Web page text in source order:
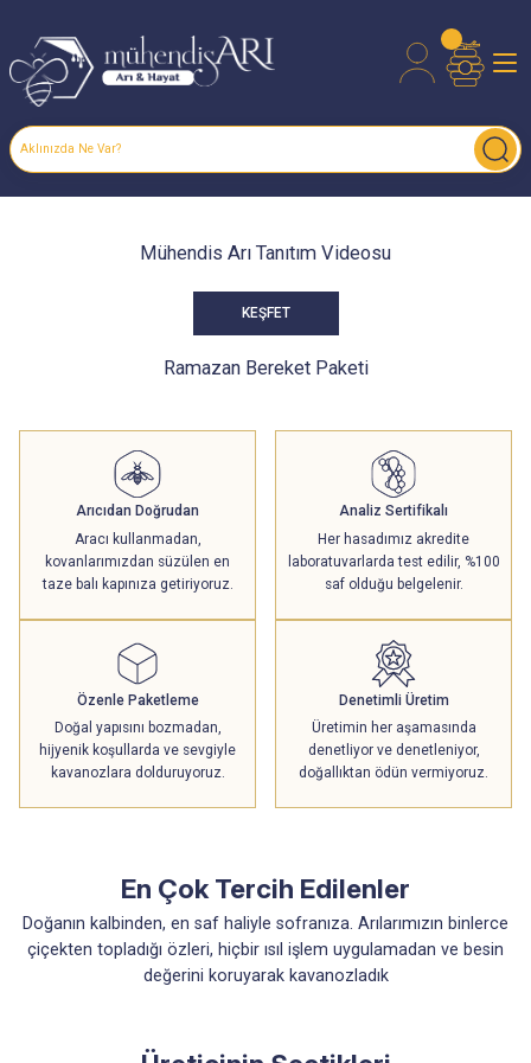
Gerçek Balın Kokusuyla Tanışın
Açtığınız her kavanozda çiçek bahçelerini hissedeceksiniz. %100
Saf, %100 Lezzet
Mühendis Arı Tanıtım Videosu
KEŞFET
Ramazan Bereket Paketi
Arıcıdan Doğrudan
Aracı kullanmadan,
kovanlarımızdan süzülen en
taze balı kapınıza getiriyoruz.
Analiz Sertifikalı
Her hasadımız akredite
laboratuvarlarda test edilir, %100
saf olduğu belgelenir.
Özenle Paketleme
Doğal yapısını bozmadan,
hijyenik koşullarda ve sevgiyle
kavanozlara dolduruyoruz.
Denetimli Üretim
Üretimin her aşamasında
denetliyor ve denetleniyor,
doğallıktan ödün vermiyoruz.
En Çok Tercih Edilenler
Doğanın kalbinden, en saf haliyle sofranıza. Arılarımızın binlerce
çiçekten topladığı özleri, hiçbir ısıl işlem uygulamadan ve besin
değerini koruyarak kavanozladık